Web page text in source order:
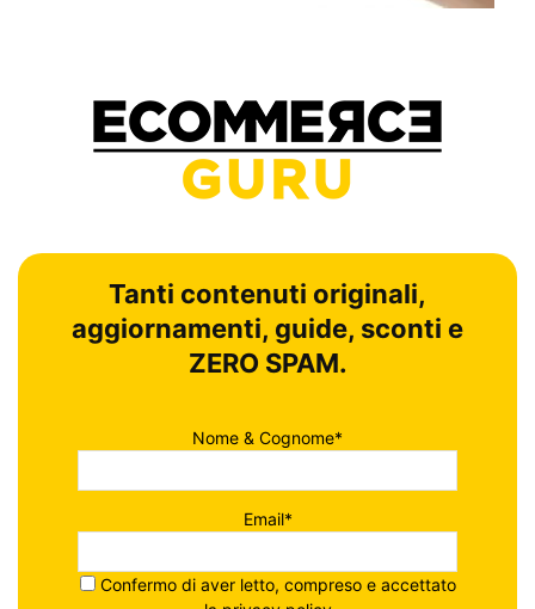
Tanti contenuti originali,
aggiornamenti, guide, sconti e
ZERO SPAM.
Nome & Cognome*
Email*
Confermo di aver letto, compreso e accettato